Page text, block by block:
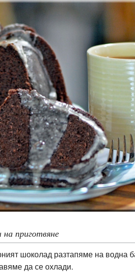
на приготвяне
шоколад разтапяме на водна
да се охлади.